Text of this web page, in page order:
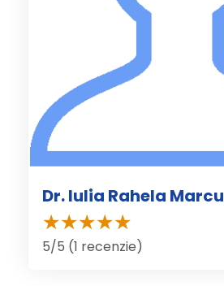
Dr. Iulia Rahela Marcu
5/5 (1 recenzie)